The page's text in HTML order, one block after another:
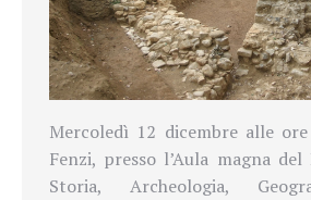
Mercoledì 12 dicembre alle
Fenzi, presso l’Aula magna
Storia, Archeologia,